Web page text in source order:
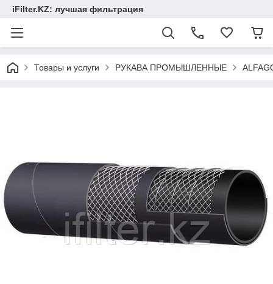
iFilter.KZ: лучшая фильтрация
Товары и услуги РУКАВА ПРОМЫШЛЕННЫЕ